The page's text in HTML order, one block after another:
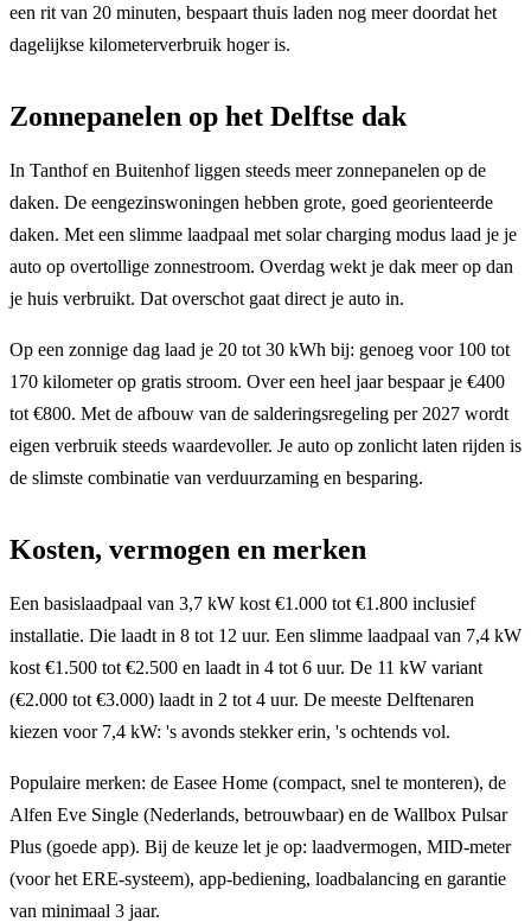
een rit van 20 minuten, bespaart thuis laden nog meer doordat het
dagelijkse kilometerverbruik hoger is.
Zonnepanelen op het Delftse dak
In Tanthof en Buitenhof liggen steeds meer zonnepanelen op de
daken. De eengezinswoningen hebben grote, goed georienteerde
daken. Met een slimme laadpaal met solar charging modus laad je je
auto op overtollige zonnestroom. Overdag wekt je dak meer op dan
je huis verbruikt. Dat overschot gaat direct je auto in.
Op een zonnige dag laad je 20 tot 30 kWh bij: genoeg voor 100 tot
170 kilometer op gratis stroom. Over een heel jaar bespaar je €400
tot €800. Met de afbouw van de salderingsregeling per 2027 wordt
eigen verbruik steeds waardevoller. Je auto op zonlicht laten rijden is
de slimste combinatie van verduurzaming en besparing.
Kosten, vermogen en merken
Een basislaadpaal van 3,7 kW kost €1.000 tot €1.800 inclusief
installatie. Die laadt in 8 tot 12 uur. Een slimme laadpaal van 7,4 kW
kost €1.500 tot €2.500 en laadt in 4 tot 6 uur. De 11 kW variant
(€2.000 tot €3.000) laadt in 2 tot 4 uur. De meeste Delftenaren
kiezen voor 7,4 kW: 's avonds stekker erin, 's ochtends vol.
Populaire merken: de Easee Home (compact, snel te monteren), de
Alfen Eve Single (Nederlands, betrouwbaar) en de Wallbox Pulsar
Plus (goede app). Bij de keuze let je op: laadvermogen, MID-meter
(voor het ERE-systeem), app-bediening, loadbalancing en garantie
van minimaal 3 jaar.